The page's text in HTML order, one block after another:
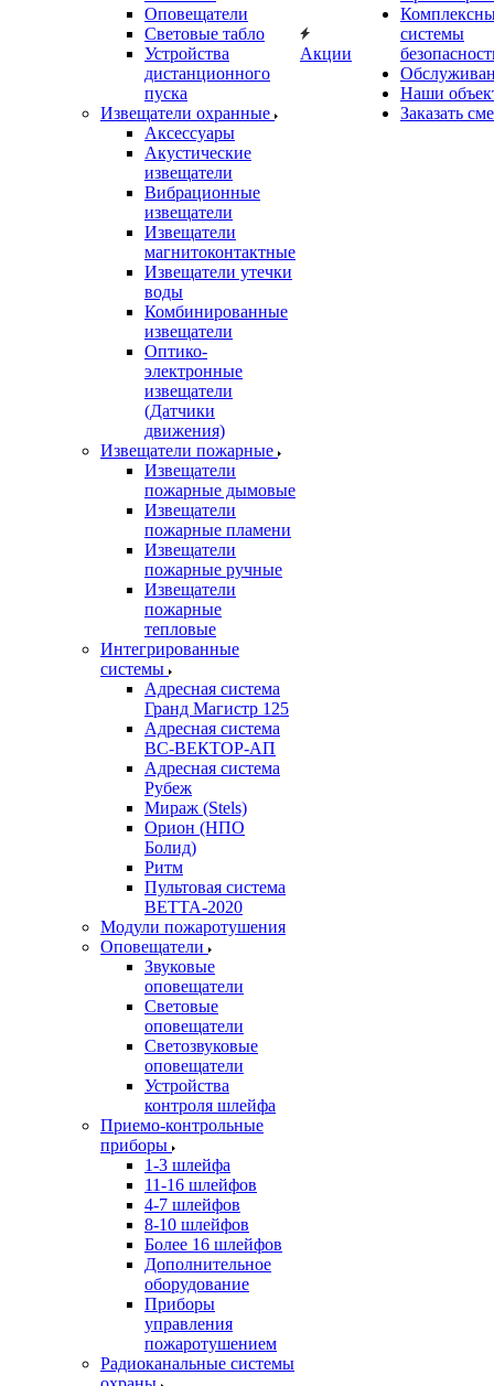
Оповещатели
Световые табло
Устройства
дистанционного
пуска
Извещатели охранные
Аксессуары
Акустические
извещатели
Вибрационные
извещатели
Извещатели
магнитоконтактные
Извещатели утечки
воды
Комбинированные
извещатели
Оптико-
электронные
извещатели
(Датчики
движения)
Извещатели пожарные
Извещатели
пожарные дымовые
Извещатели
пожарные пламени
Извещатели
пожарные ручные
Извещатели
пожарные
тепловые
Интегрированные
системы
Адресная система
Гранд Магистр 125
Адресная система
ВС-ВЕКТОР-АП
Адресная система
Рубеж
Мираж (Stels)
Орион (НПО
Болид)
Ритм
Пультовая система
ВЕТТА-2020
Модули пожаротушения
Оповещатели
Звуковые
оповещатели
Световые
оповещатели
Светозвуковые
оповещатели
Устройства
контроля шлейфа
Приемо-контрольные
приборы
1-3 шлейфа
11-16 шлейфов
4-7 шлейфов
8-10 шлейфов
Более 16 шлейфов
Дополнительное
оборудование
Приборы
управления
пожаротушением
Радиоканальные системы
Акции
системы
Наши
Заказать